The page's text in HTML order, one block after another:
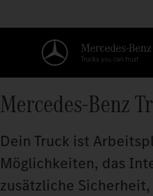
Mercedes‑Benz
Dein Truck ist
Möglichkeiten, das
zusätzliche